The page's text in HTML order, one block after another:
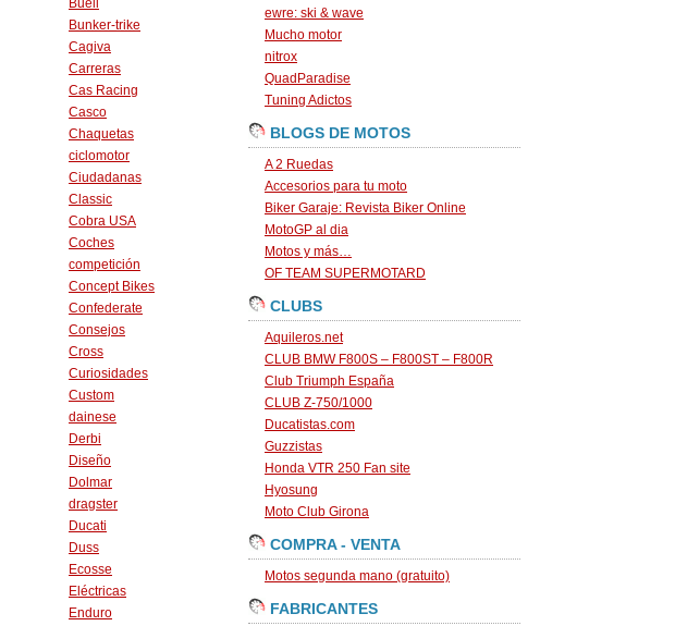
Buell
Bunker-trike
Cagiva
Carreras
Cas Racing
Casco
Chaquetas
ciclomotor
Ciudadanas
Classic
Cobra USA
Coches
competición
Concept Bikes
Confederate
Consejos
Cross
Curiosidades
Custom
dainese
Derbi
Diseño
Dolmar
dragster
Ducati
Duss
Ecosse
Eléctricas
Enduro
ewre: ski & wave
Mucho motor
nitrox
QuadParadise
Tuning Adictos
BLOGS DE MOTOS
A 2 Ruedas
Accesorios para tu moto
Biker Garaje: Revista Biker Online
MotoGP al dia
Motos y más…
OF TEAM SUPERMOTARD
CLUBS
Aquileros.net
CLUB BMW F800S – F800ST – F800R
Club Triumph España
CLUB Z-750/1000
Ducatistas.com
Guzzistas
Honda VTR 250 Fan site
Hyosung
Moto Club Girona
COMPRA - VENTA
Motos segunda mano (gratuito)
FABRICANTES